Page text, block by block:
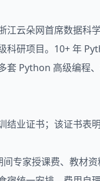
江云朵网首席数据科
科研项目。10+ 年
套 Python 高级编程
结业证书；该证书表
专家授课费、教材